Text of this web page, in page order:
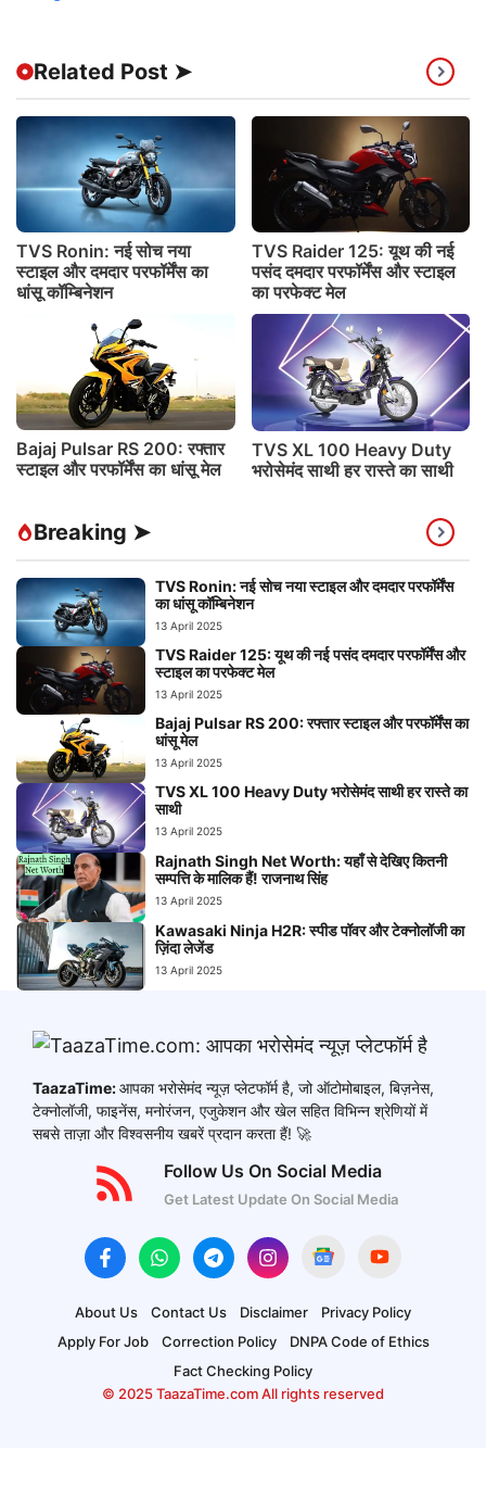
Related Post ➤
TVS Ronin: नई सोच नया
स्टाइल और दमदार परफॉर्मेंस का
धांसू कॉम्बिनेशन
TVS Raider 125: यूथ की नई
पसंद दमदार परफॉर्मेंस और स्टाइल
का परफेक्ट मेल
Bajaj Pulsar RS 200: रफ्तार
स्टाइल और परफॉर्मेंस का धांसू मेल
TVS XL 100 Heavy Duty
भरोसेमंद साथी हर रास्ते का साथी
Breaking ➤
TVS Ronin: नई सोच नया स्टाइल और दमदार परफॉर्मेंस
का धांसू कॉम्बिनेशन
13 April 2025
TVS Raider 125: यूथ की नई पसंद दमदार परफॉर्मेंस और
स्टाइल का परफेक्ट मेल
13 April 2025
Bajaj Pulsar RS 200: रफ्तार स्टाइल और परफॉर्मेंस का
धांसू मेल
13 April 2025
TVS XL 100 Heavy Duty भरोसेमंद साथी हर रास्ते का
साथी
13 April 2025
Rajnath Singh Net Worth: यहाँ से देखिए कितनी
सम्पत्ति के मालिक हैं! राजनाथ सिंह
13 April 2025
Kawasaki Ninja H2R: स्पीड पॉवर और टेक्नोलॉजी का
ज़िंदा लेजेंड
13 April 2025
TaazaTime:आपका भरोसेमंद न्यूज़ प्लेटफॉर्म है, जो ऑटोमोबाइल, बिज़नेस,
टेक्नोलॉजी, फाइनेंस, मनोरंजन, एजुकेशन और खेल सहित विभिन्न श्रेणियों में
सबसे ताज़ा और विश्वसनीय खबरें प्रदान करता हैं! 🚀
Follow Us On Social Media
Get Latest Update On Social Media
About Us Contact Us Disclaimer
Privacy Policy
Apply For Job
Correction Policy
DNPA Code of Ethics
Fact Checking Policy
© 2025 TaazaTime.com All rights reserved